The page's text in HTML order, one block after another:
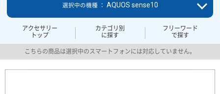
アクセサリー
トップ
カテゴリ別
に探す
フリーワード
で探す
選択中の機種 ： AQUOS sense10
こちらの商品は選択中のスマートフォンには対応していません。